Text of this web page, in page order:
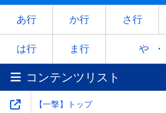
ヤ - ユ
ラ リ
ワ -
あ行 か行 さ行
は行 ま行 や
コンテンツリスト
【一撃】トップ